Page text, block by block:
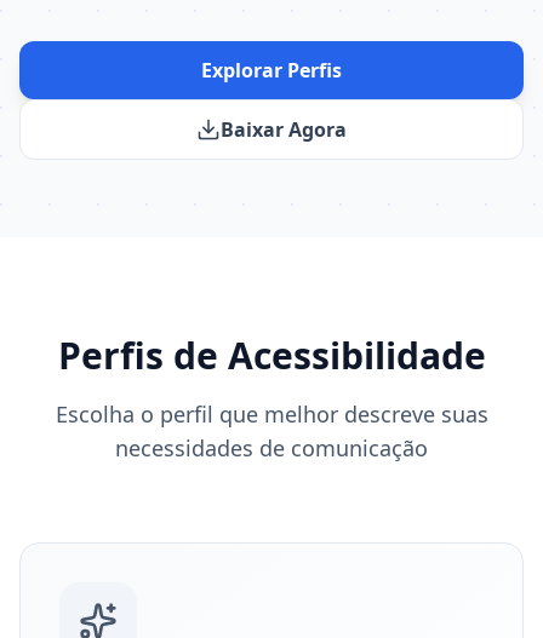
Explorar Perfis
Baixar Agora
Perfis de Acessibilidade
Escolha o perfil que melhor descreve suas
necessidades de comunicação